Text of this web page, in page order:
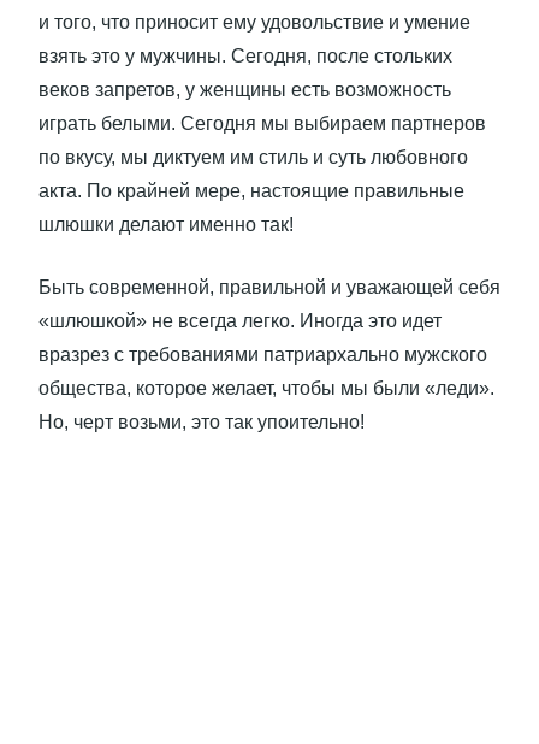
и того, что приносит ему удовольствие и умение
взять это у мужчины. Сегодня, после стольких
веков запретов, у женщины есть возможность
играть белыми. Сегодня мы выбираем партнеров
по вкусу, мы диктуем им стиль и суть любовного
акта. По крайней мере, настоящие правильные
шлюшки делают именно так!
Быть современной, правильной и уважающей себя
«шлюшкой» не всегда легко. Иногда это идет
вразрез с требованиями патриархально мужского
общества, которое желает, чтобы мы были «леди».
Но, черт возьми, это так упоительно!